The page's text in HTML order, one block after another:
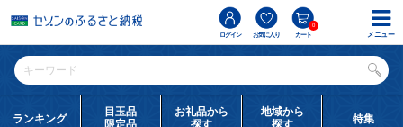
ログイン お気に入り カート
0
ランキング
目玉品
限定品
お礼品から
探す
地域から
探す
特集
メニュー